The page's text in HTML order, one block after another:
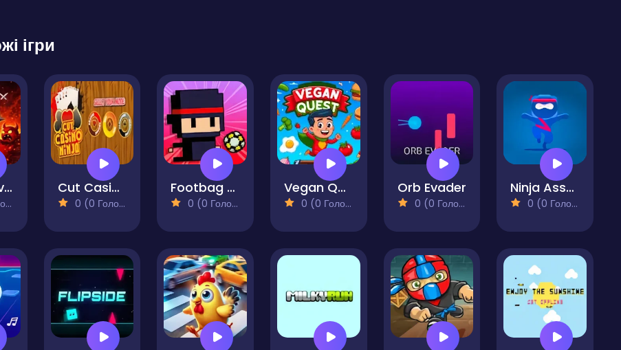
ігри
Ninja Survival Cut Casino Ninja
0 (0 Голосів)
Footbag Fanatic
0 (0 Голосів)
Vegan Quest
0 (0 Голосів)
Orb Evader
0 (0 Голосів)
Ninja Assassin
0 (0 Голосів)